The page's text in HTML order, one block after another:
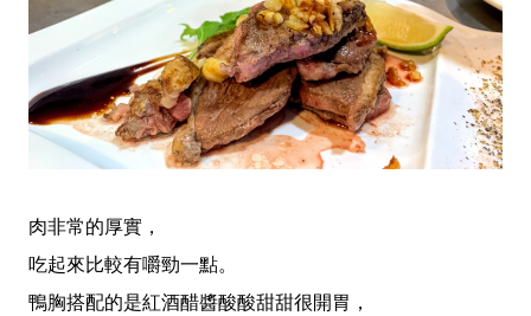
肉非常的厚實，
吃起來比較有嚼勁一點。
鴨胸搭配的是紅酒醋醬酸酸甜甜很開胃，